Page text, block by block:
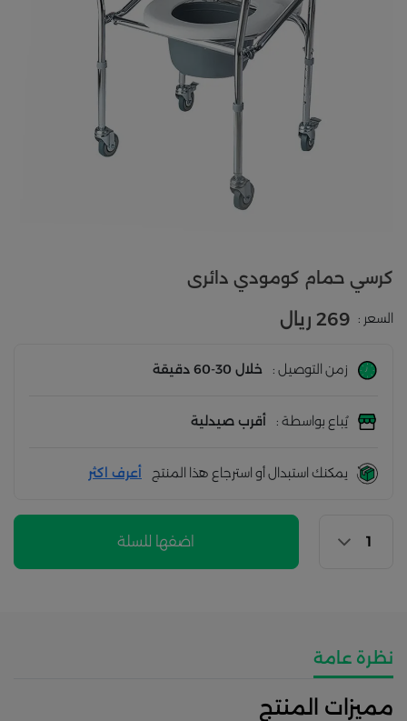
كرسي حمام كومودي دائرى
السعر : 269 ريال
زمن التوصيل : خلال 30-60 دقيقة
يُباع بواسطة : أقرب صيدلية
يمكنك استبدال أو استرجاع هذا المنتج أعرف اكثر
اضفها للسلة
نظرة عامة
مميزات المنتج